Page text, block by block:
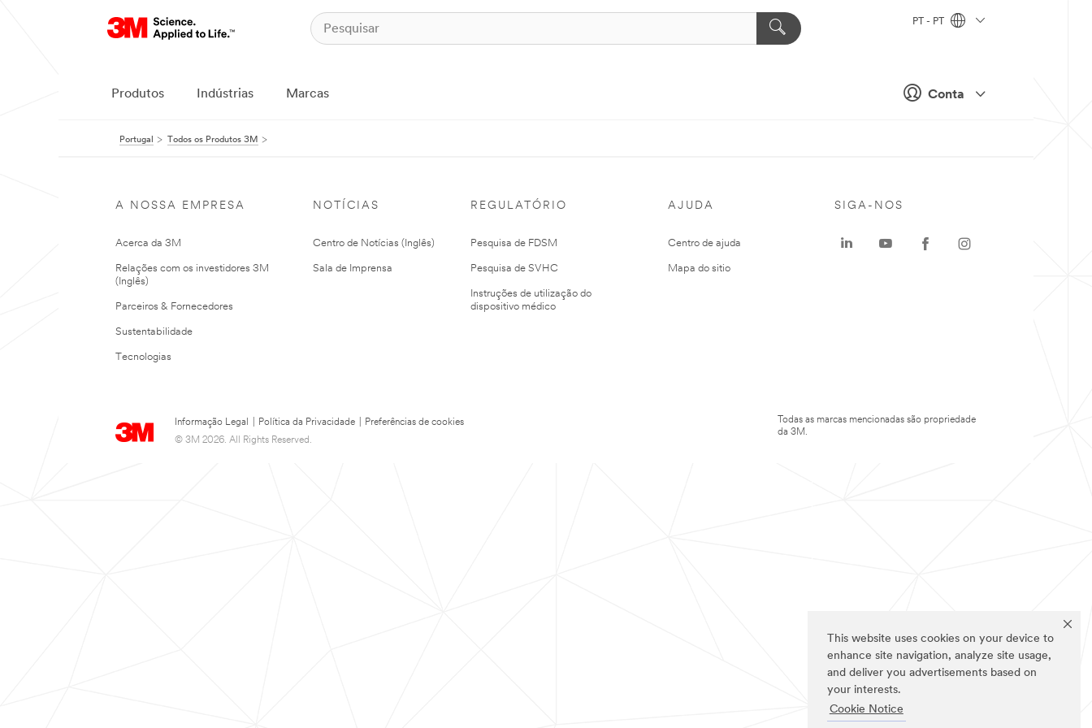
This website uses cookies on your device to
enhance site navigation, analyze site usage,
and deliver you advertisements based on
your interests.
Cookie Notice
Conta
PT - PT
Produtos Indústrias Marcas
Portugal Todos os Produtos 3M
A NOSSA EMPRESA
Acerca da 3M
Relações com os investidores 3M
(Inglês)
Parceiros & Fornecedores
Sustentabilidade
Tecnologias
NOTÍCIAS
Centro de Notícias (Inglês)
Sala de Imprensa
REGULATÓRIO
Pesquisa de FDSM
Pesquisa de SVHC
Instruções de utilização do
dispositivo médico
AJUDA
Centro de ajuda
Mapa do sitio
Informação Legal Política da Privacidade
Preferências de cookies
© 3M 2026. All Rights Reserved.
SIGA-NOS
Todas as marcas mencionadas são propriedade
da 3M.